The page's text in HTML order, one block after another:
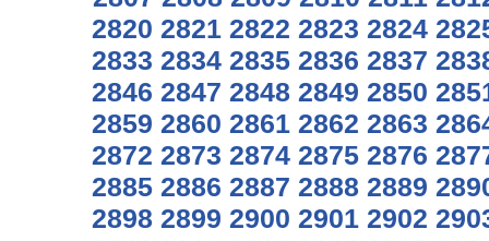
2820 2821 2822 2823 2824
2833 2834 2835 2836 2837
2846 2847 2848 2849 2850
2859 2860 2861 2862 2863
2872 2873 2874 2875 2876
2885 2886 2887 2888 2889
2898 2899 2900 2901 2902